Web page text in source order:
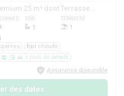
(Mobil-home Premium 25 m² dont Terrasse couverte- 2 chambres +TV + Lave-vaisselle + BBQ)
SDB
1
TERRASSE
1
Eau chaude
+ plus de détails
Assurance disponible
des dates